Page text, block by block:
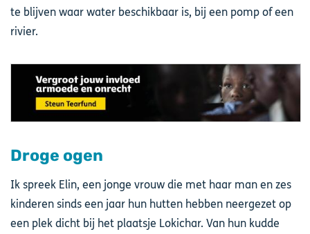
te blijven waar water beschikbaar is, bij een pomp of een
rivier.
Droge ogen
Ik spreek Elin, een jonge vrouw die met haar man en zes
kinderen sinds een jaar hun hutten hebben neergezet op
een plek dicht bij het plaatsje Lokichar. Van hun kudde